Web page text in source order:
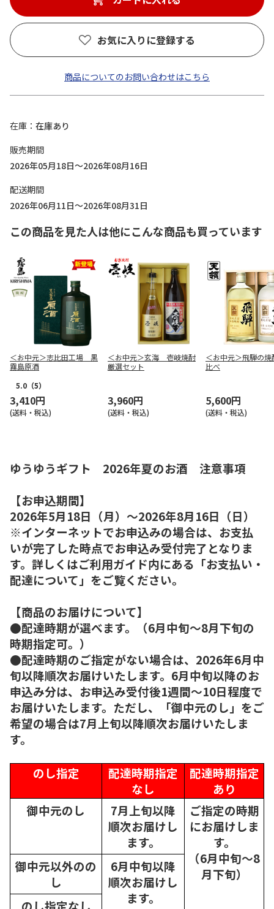
お気に入りに登録する
商品についてのお問い合わせはこちら
在庫
在庫あり
販売期間
2026年05月18日～2026年08月16日
配送期間
2026年06月11日～2026年08月31日
この商品を見た人は他にこんな商品も買っています
＜お中元＞志比田工場 黒
霧島原酒
5.0 （5）
3,410円
(送料・税込)
＜お中元＞玄海 壱岐焼酎
厳選セット
3,960円
(送料・税込)
＜お中元＞飛騨の焼
比べ
5,600円
(送料・税込)
ゆうゆうギフト 2026年夏のお酒 注意事項
【お申込期間】
2026年5月18日（月）～2026年8月16日（日）
※インターネットでお申込みの場合は、お支払
いが完了した時点でお申込み受付完了となりま
す。詳しくはご利用ガイド内にある「お支払い・
配達について」をご覧ください。
【商品のお届けについて】
●配達時期が選べます。（6月中旬～8月下旬の
時期指定可。）
●配達時期のご指定がない場合は、2026年6月中
旬以降順次お届けいたします。6月中旬以降のお
申込み分は、お申込み受付後1週間～10日程度で
お届けいたします。ただし、「御中元のし」をご
希望の場合は7月上旬以降順次お届けいたしま
す。
のし指定
配達時期指定
なし
配達時期指定
あり
御中元のし
7月上旬以降
順次お届けし
ます。
ご指定の時期
にお届けしま
す。
（6月中旬～8
月下旬）
御中元以外のの
し
6月中旬以降
順次お届けし
ます。
のし指定なし